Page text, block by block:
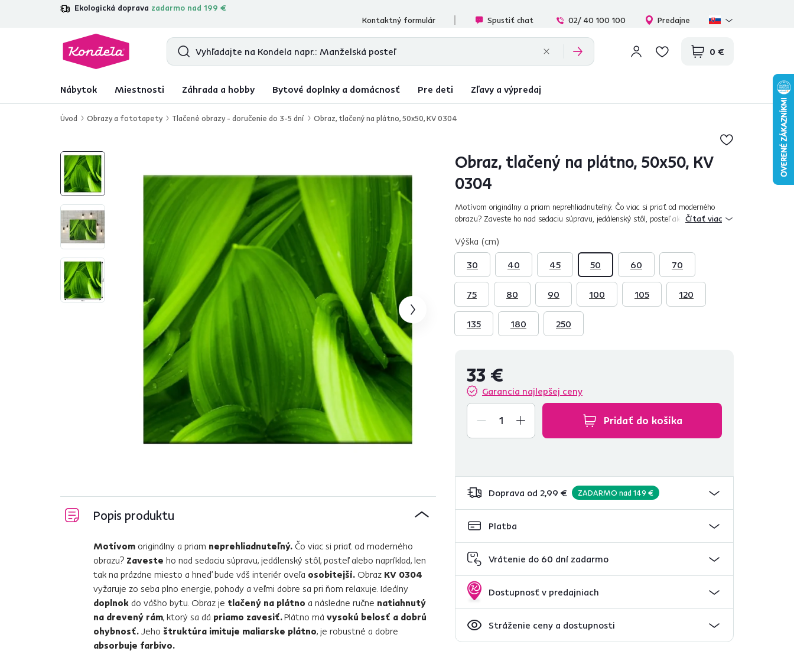
Ekologická doprava zadarmo nad 199 €
4,7 31 285overených produktových recenzií
Kontaktný formulár
Spustiť chat 02/ 40 100 100 Predajne
0 €
Nábytok Miestnosti Záhrada a hobby Bytové doplnky a domácnosť Pre deti Zľavy a výpredaj
Úvod Obrazy a fototapety Tlačené obrazy - doručenie do 3-5 dní Obraz, tlačený na plátno, 50x50, KV 0304
Obraz, tlačený na plátno, 50x50, KV
0304
Motívom originálny a priam neprehliadnuteľný. Čo viac si priať od moderného
obrazu? Zaveste ho nad sedaciu súpravu, jedálenský stôl, posteľ alebo napríklad,
Čítať viac
Výška (cm)
30
40 45 50 60 70
75 80 90 100 105 120
135 180 250
33 €
Garancia najlepšej ceny
Pridať do košíka
Doprava od 2,99 € ZADARMO nad 149 €
Platba
Vrátenie do 60 dní zadarmo
Dostupnosť v predajniach
Stráženie ceny a dostupnosti
Popis produktu
Motívom originálny a priam neprehliadnuteľný. Čo viac si priať od moderného
obrazu? Zaveste ho nad sedaciu súpravu, jedálenský stôl, posteľ alebo napríklad, len
tak na prázdne miesto a hneď bude váš interiér oveľa osobitejší. Obraz KV 0304
vyžaruje zo seba plno energie, pohody a veľmi dobre sa pri ňom relaxuje. Ideálny
doplnok do vášho bytu. Obraz je tlačený na plátno a následne ručne natiahnutý
na drevený rám, ktorý sa dá priamo zavesiť.Plátno má vysokú belosť a dobrú
ohybnosť. Jeho štruktúra imituje maliarske plátno, je robustné a dobre
absorbuje farbivo.